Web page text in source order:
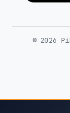
© 2026